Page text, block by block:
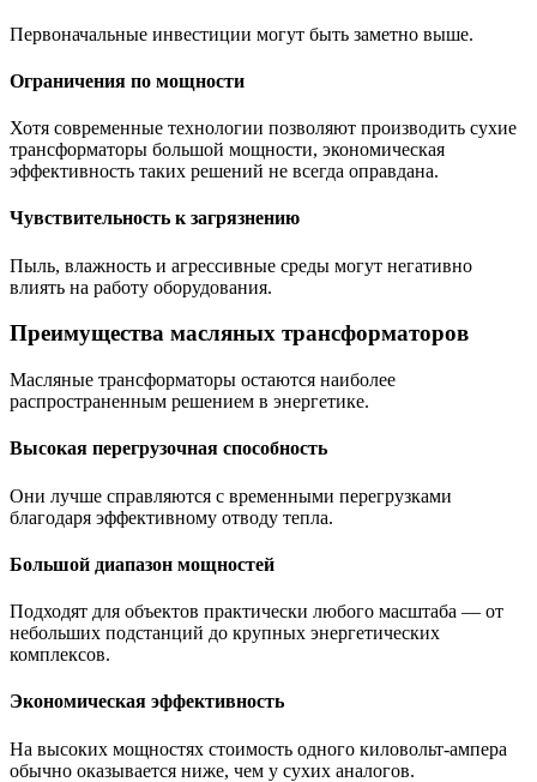
Первоначальные инвестиции могут быть заметно выше.
Ограничения по мощности
Хотя современные технологии позволяют производить сухие
трансформаторы большой мощности, экономическая
эффективность таких решений не всегда оправдана.
Чувствительность к загрязнению
Пыль, влажность и агрессивные среды могут негативно
влиять на работу оборудования.
Преимущества масляных трансформаторов
Масляные трансформаторы остаются наиболее
распространенным решением в энергетике.
Высокая перегрузочная способность
Они лучше справляются с временными перегрузками
благодаря эффективному отводу тепла.
Большой диапазон мощностей
Подходят для объектов практически любого масштаба — от
небольших подстанций до крупных энергетических
комплексов.
Экономическая эффективность
На высоких мощностях стоимость одного киловольт-ампера
обычно оказывается ниже, чем у сухих аналогов.